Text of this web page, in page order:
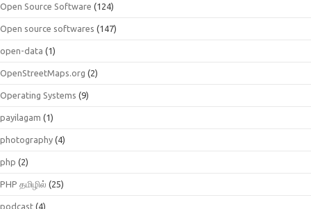
Open Source Software (124)
Open source softwares (147)
open-data (1)
OpenStreetMaps.org (2)
Operating Systems (9)
payilagam (1)
photography (4)
php (2)
PHP தமிழில் (25)
podcast (4)